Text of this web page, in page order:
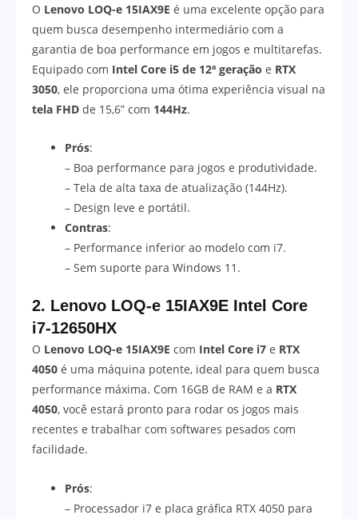
O Lenovo LOQ-e 15IAX9E é uma excelente opção para
quem busca desempenho intermediário com a
garantia de boa performance em jogos e multitarefas.
Equipado com Intel Core i5 de 12ª geração e RTX
3050, ele proporciona uma ótima experiência visual na
tela FHD de 15,6” com 144Hz.
Prós:
– Boa performance para jogos e produtividade.
– Tela de alta taxa de atualização (144Hz).
– Design leve e portátil.
Contras:
– Performance inferior ao modelo com i7.
– Sem suporte para Windows 11.
2. Lenovo LOQ-e 15IAX9E Intel Core
i7-12650HX
O Lenovo LOQ-e 15IAX9E com Intel Core i7 e RTX
4050 é uma máquina potente, ideal para quem busca
performance máxima. Com 16GB de RAM e a RTX
4050, você estará pronto para rodar os jogos mais
recentes e trabalhar com softwares pesados com
facilidade.
Prós:
– Processador i7 e placa gráfica RTX 4050 para